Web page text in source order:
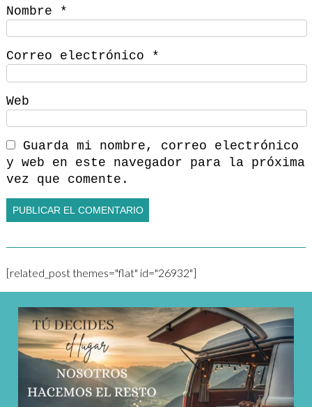
Nombre *
Correo electrónico *
Web
Guarda mi nombre, correo electrónico
y web en este navegador para la próxima
vez que comente.
[related_post themes="flat" id="26932"]